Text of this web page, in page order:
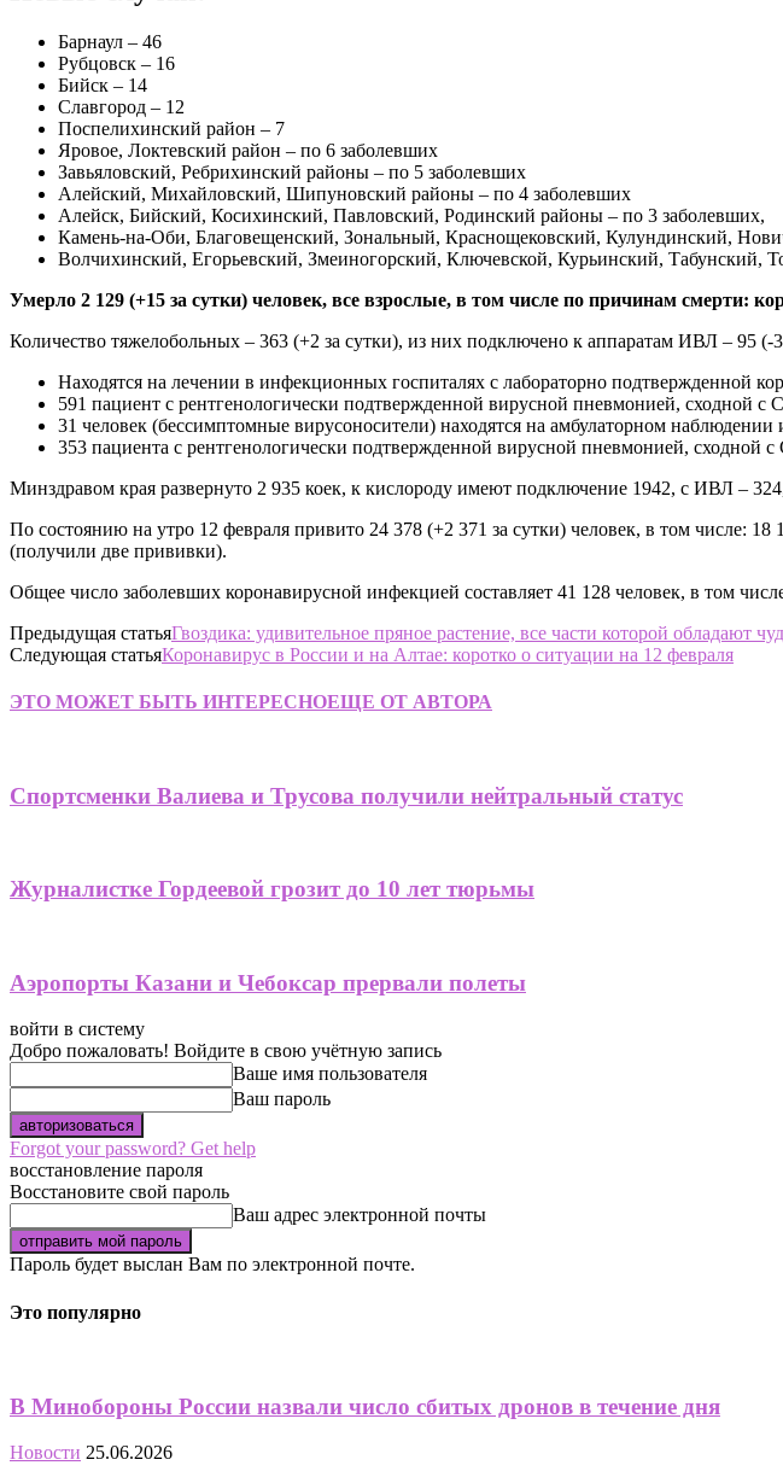
Барнаул – 46
Рубцовск – 16
Бийск – 14
Славгород – 12
Поспелихинский район – 7
Яровое, Локтевский район – по 6 заболевших
Завьяловский, Ребрихинский районы – по 5 заболевших
Алейский, Михайловский, Шипуновский районы – по 4 заболевших
Алейск, Бийский, Косихинский, Павловский, Родинский районы – по 3 заболевших,
Камень-на-Оби, Благовещенский, Зональный, Краснощековский, Кулундинский,
Волчихинский, Егорьевский, Змеиногорский, Ключевской, Курьинский, Табунский,
Умерло 2 129 (+15 за сутки) человек, все взрослые, в том числе по причинам смерти:
Количество тяжелобольных – 363 (+2 за сутки), из них подключено к аппаратам ИВЛ – 95 (-3
Находятся на лечении в инфекционных госпиталях с лабораторно подтвержденной
591 пациент с рентгенологически подтвержденной вирусной пневмонией, сходной с
31 человек (бессимптомные вирусоносители) находятся на амбулаторном наблюдении
353 пациента с рентгенологически подтвержденной вирусной пневмонией, сходной
Минздравом края развернуто 2 935 коек, к кислороду имеют подключение 1942, с ИВЛ –
По состоянию на утро 12 февраля привито 24 378 (+2 371 за сутки) человек, в том числе:
(получили две прививки).
Общее число заболевших коронавирусной инфекцией составляет 41 128 человек, в том
Предыдущая статьяГвоздика: удивительное пряное растение, все части которой обладают
Следующая статьяКоронавирус в России и на Алтае: коротко о ситуации на 12 февраля
ЭТО МОЖЕТ БЫТЬ ИНТЕРЕСНОЕЩЕ ОТ АВТОРА
Спортсменки Валиева и Трусова получили нейтральный статус
Журналистке Гордеевой грозит до 10 лет тюрьмы
Аэропорты Казани и Чебоксар прервали полеты
войти в систему
Добро пожаловать! Войдите в свою учётную запись
Ваше имя пользователя
Ваш пароль
Forgot your password? Get help
восстановление пароля
Восстановите свой пароль
Ваш адрес электронной почты
Пароль будет выслан Вам по электронной почте.
Это популярно
В Минобороны России назвали число сбитых дронов в течение дня
Новости 25.06.2026